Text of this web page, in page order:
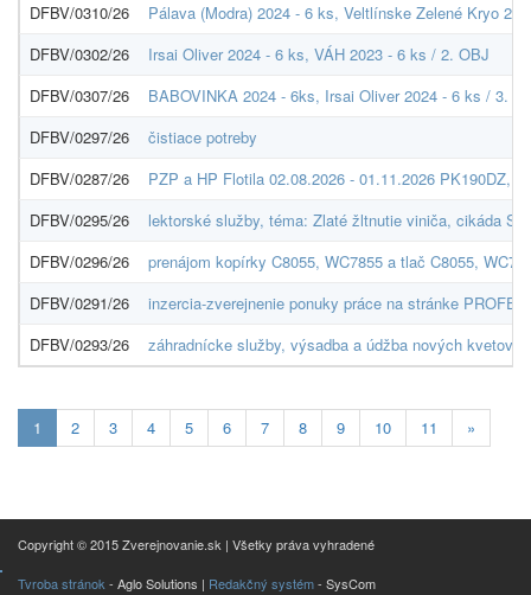
DFBV/0310/26
Pálava (Modra) 2024 - 6 ks, Veltlínske Zelené Kryo
DFBV/0302/26
Irsai Oliver 2024 - 6 ks, VÁH 2023 - 6 ks / 2. OBJ
DFBV/0307/26
BABOVINKA 2024 - 6ks, Irsai Oliver 2024 - 6 ks / 3.
DFBV/0297/26
čistiace potreby
DFBV/0287/26
PZP a HP Flotila 02.08.2026 - 01.11.2026 PK190DZ,
DFBV/0295/26
lektorské služby, téma: Zlaté žltnutie viniča, cikáda
DFBV/0296/26
prenájom kopírky C8055, WC7855 a tlač C8055,
DFBV/0291/26
inzercia-zverejnenie ponuky práce na stránke
DFBV/0293/26
záhradnícke služby, výsadba a údžba nových kvetov
1 Aktuálna
stránka
2 3 4 5 6 7 8 9 10 11 »
Copyright © 2015 Zverejnovanie.sk | Všetky práva vyhradené
Tvroba stránok - Aglo Solutions | Redakčný systém- SysCom